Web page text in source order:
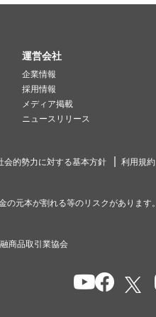
運営会社
企業情報
採用情報
メディア掲載
ニュースリリース
会的勢力に対する基本方針 利用規約
元本が割れる等のリスクがあります。
商品取引業協会